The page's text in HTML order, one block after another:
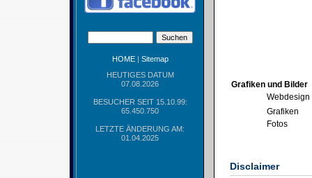
HOME| Sitemap
HEUTIGES DATUM
07.08.2026
BESUCHER SEIT 15.10.99:
65.450.750
LETZTE ÄNDERUNG AM:
01.04.2025
Grafiken und Bilder
Webdesign
Grafiken
Fotos
Disclaimer